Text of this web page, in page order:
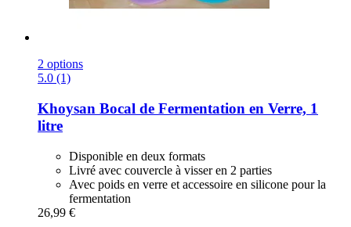
2 options
5.0 (1)
Khoysan Bocal de Fermentation en Verre, 1
litre
Disponible en deux formats
Livré avec couvercle à visser en 2 parties
Avec poids en verre et accessoire en silicone pour la
fermentation
26,99 €